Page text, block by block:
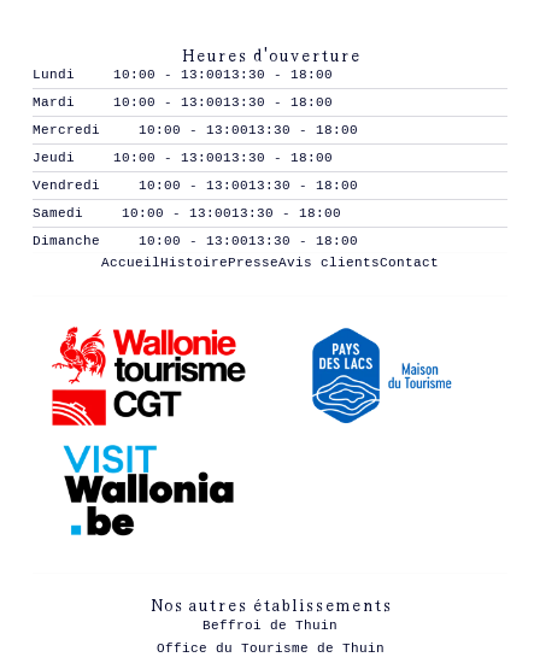
Heures d'ouverture
Lundi 10:00 - 13:0013:30 - 18:00
Mardi
10:00 - 13:0013:30 - 18:00
Mercredi
10:00 - 13:0013:30 - 18:00
Jeudi
10:00 - 13:0013:30 - 18:00
Vendredi
10:00 - 13:0013:30 - 18:00
Samedi
10:00 - 13:0013:30 - 18:00
Dimanche
10:00 - 13:0013:30 - 18:00
AccueilHistoirePresseAvis clientsContact
Nos autres établissements
Beffroi de Thuin
Office du Tourisme de Thuin